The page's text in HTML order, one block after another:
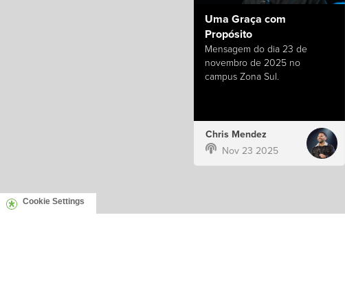
Uma Graça com
Propósito
Mensagem do dia 23 de
novembro de 2025 no
campus Zona Sul.
Chris Mendez
Nov 23 2025
Cookie Settings